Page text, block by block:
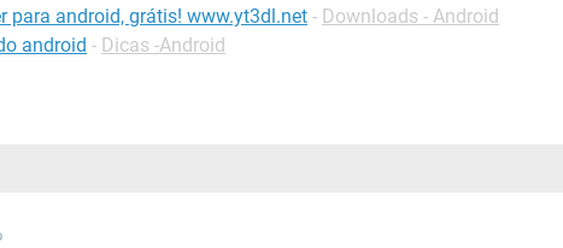
para android, grátis! www.yt3dl.net - Downloads - Android
android - Dicas -Android